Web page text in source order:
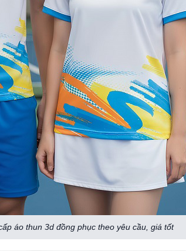
áo thun 3d đồng phục theo yêu cầu, giá tốt